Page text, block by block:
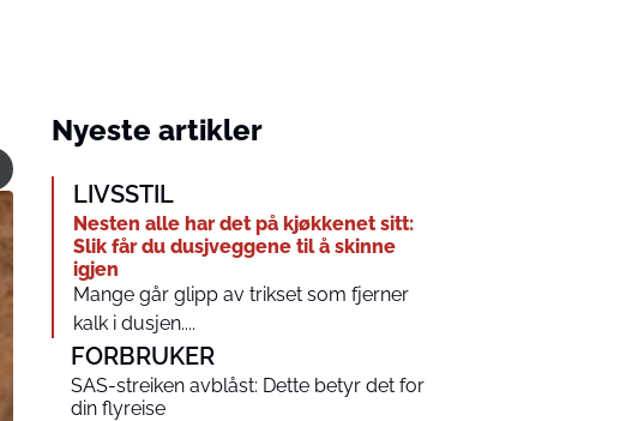
Nyeste artikler
LIVSSTIL
Nesten alle har det på kjøkkenet sitt:
Slik får du dusjveggene til å skinne
igjen
Mange går glipp av trikset som fjerner
kalk i dusjen....
FORBRUKER
SAS-streiken avblåst: Dette betyr det for
din flyreise